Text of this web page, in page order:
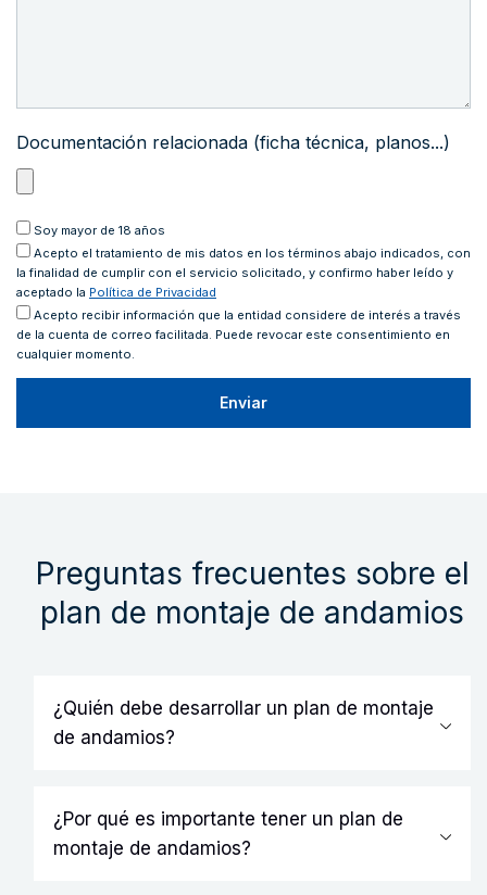
Documentación relacionada (ficha técnica, planos...)
Soy mayor de 18 años
Acepto el tratamiento de mis datos en los términos abajo indicados, con
la finalidad de cumplir con el servicio solicitado, y confirmo haber leído y
aceptado la Política de Privacidad
Acepto recibir información que la entidad considere de interés a través
de la cuenta de correo facilitada. Puede revocar este consentimiento en
cualquier momento.
Preguntas frecuentes sobre el
plan de montaje de andamios
¿Quién debe desarrollar un plan de montaje
de andamios?
desarrollado por un profesional capacitado y
debidamente certificado en la construcción de
¿Por qué es importante tener un plan de
montaje de andamios?